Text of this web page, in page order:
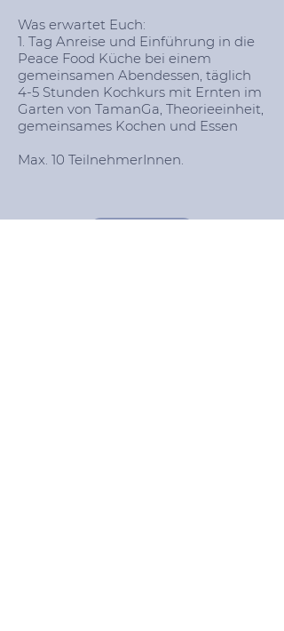
Was erwartet Euch:
1. Tag Anreise und Einführung in die
Peace Food Küche bei einem
gemeinsamen Abendessen, täglich
4-5 Stunden Kochkurs mit Ernten im
Garten von TamanGa, Theorieeinheit,
gemeinsames Kochen und Essen
Max. 10 TeilnehmerInnen.